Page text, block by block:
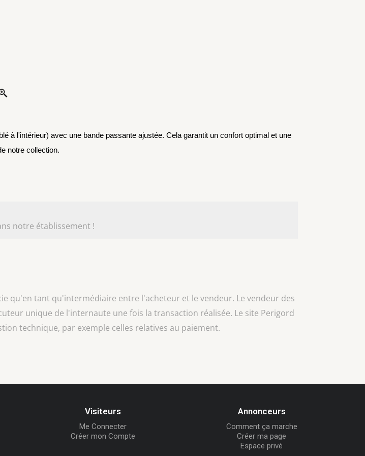
à l'intérieur) avec une bande passante ajustée. Cela garantit un confort optimal et une
notre collection.
notre établissement !
qu'en tant qu'intermédiaire entre l'acheteur et le vendeur. Le vendeur des
unique de l'internaute une fois la transaction réalisée. Le site Perigord
technique, par exemple celles relatives au paiement.
Visiteurs
Me Connecter
Créer mon Compte
Annonceurs
Comment ça marche
Créer ma page
Espace privé